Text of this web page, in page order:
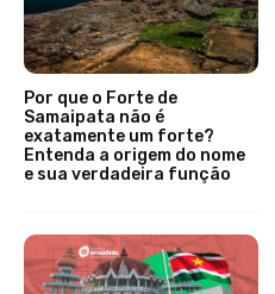
Por que o Forte de
Samaipata não é
exatamente um forte?
Entenda a origem do nome
e sua verdadeira função